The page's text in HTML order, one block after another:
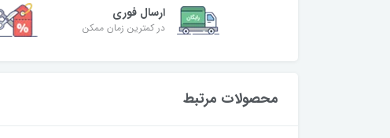
ارسال فوری
در کمترین زمان ممکن
محصولات مرتبط